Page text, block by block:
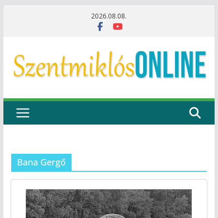
2026.08.08.
Bana Gergő